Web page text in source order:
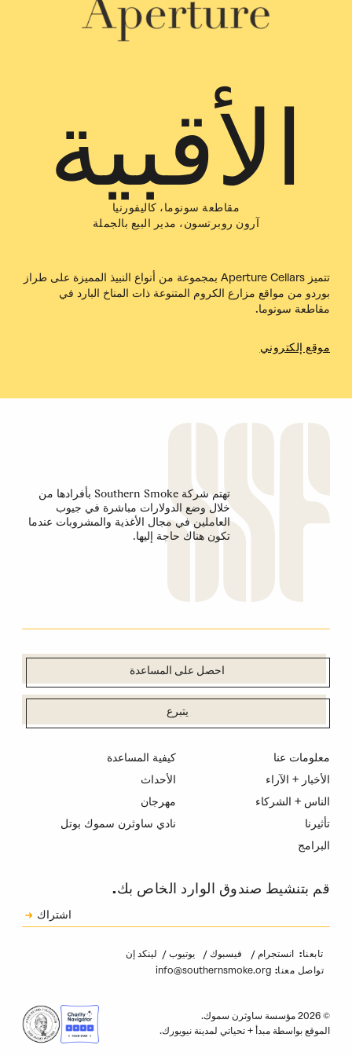
الأقبية
مقاطعة سونوما، كاليفورنيا
آرون روبرتسون، مدير البيع بالجملة
تتميز Aperture Cellars بمجموعة من أنواع النبيذ المميزة على طراز
بوردو من مواقع مزارع الكروم المتنوعة ذات المناخ البارد في
مقاطعة سونوما.
موقع إلكتروني
تهتم شركة Southern Smoke بأفرادها من
خلال وضع الدولارات مباشرة في جيوب
العاملين في مجال الأغذية والمشروبات عندما
تكون هناك حاجة إليها.
احصل على المساعدة
يتبرع
معلومات عنا
الأخبار + الآراء
الناس + الشركاء
تأثيرنا
البرامج
كيفية المساعدة
الأحداث
مهرجان
نادي ساوثرن سموك بوتل
قم بتنشيط صندوق الوارد الخاص بك.
الكابتشا
اشتراك
تابعنا: انستجرام فيسبوك يوتيوب لينكد إن
تواصل معنا: info@southernsmoke.org
© 2026 مؤسسة ساوثرن سموك.
الموقع بواسطة مبدأ + تحياتي لمدينة نيويورك.